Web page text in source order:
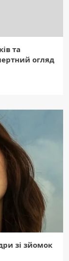
та
огляд
зі зйомок